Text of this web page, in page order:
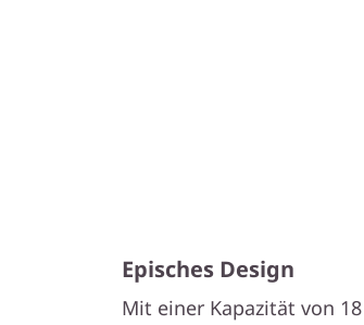
Episches Design
Mit einer Kapazität von